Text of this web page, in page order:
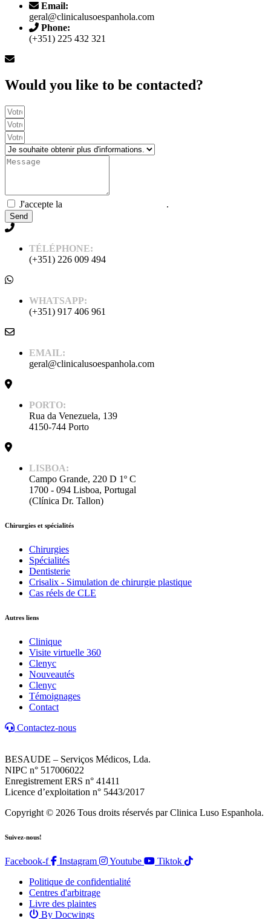
Email:
geral@clinicalusoespanhola.com
Phone:
(+351) 225 432 321
Would you like to be contacted?
J'accepte la .
Send
TÉLÉPHONE:
(+351) 226 009 494
WHATSAPP:
(+351) 917 406 961
EMAIL:
geral@clinicalusoespanhola.com
PORTO:
Rua da Venezuela, 139
4150-744 Porto
LISBOA:
Campo Grande, 220 D 1º C
1700 - 094 Lisboa, Portugal
(Clínica Dr. Tallon)
Chirurgies et spécialités
Chirurgies
Spécialités
Dentisterie
Crisalix - Simulation de chirurgie plastique
Cas réels de CLE
Autres liens
Clinique
Visite virtuelle 360
Clenyc
Nouveautés
Clenyc
Témoignages
Contact
Contactez-nous
BESAUDE – Serviços Médicos, Lda.
NIPC n° 517006022
Enregistrement ERS n° 41411
Licence d’exploitation n° 5443/2017
Copyright © 2026 Tous droits réservés par Clinica Luso Espanhola.
Suivez-nous!
Facebook-f Instagram Youtube
Tiktok
Politique de confidentialité
Centres d'arbitrage
Livre des plaintes
By Docwings